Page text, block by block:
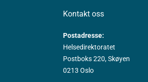
Kontakt oss
Postadresse:
Helsedirektoratet
Postboks 220, Skøyen
0213 Oslo